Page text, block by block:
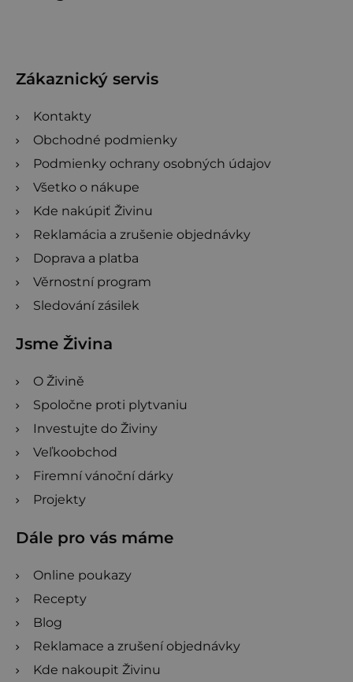
Zákaznický servis
Kontakty
Obchodné podmienky
Podmienky ochrany osobných údajov
Všetko o nákupe
Kde nakúpiť Živinu
Reklamácia a zrušenie objednávky
Doprava a platba
Věrnostní program
Sledování zásilek
Jsme Živina
O Živině
Spoločne proti plytvaniu
Investujte do Živiny
Veľkoobchod
Firemní vánoční dárky
Projekty
Dále pro vás máme
Online poukazy
Recepty
Blog
Reklamace a zrušení objednávky
Kde nakoupit Živinu